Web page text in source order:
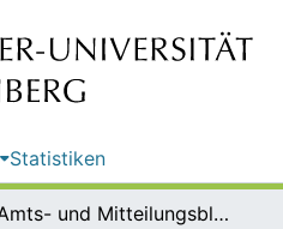
Statistiken
Amts- und Mitteilungsblatt der Stadt Südliches Anhalt ; Nr. 1